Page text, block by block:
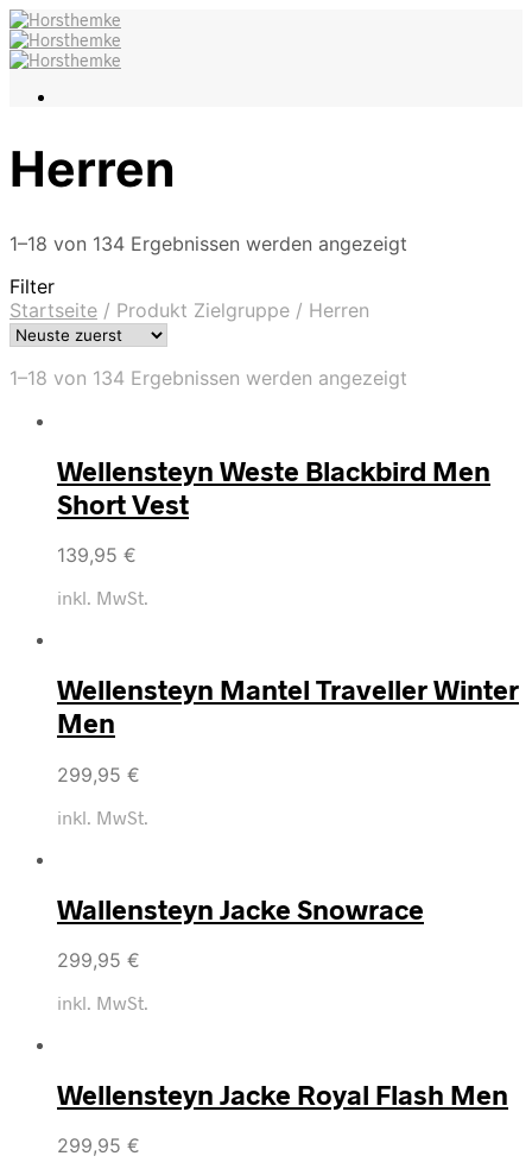
Herren
1–18 von 134 Ergebnissen werden angezeigt
Filter
Startseite / Produkt Zielgruppe / Herren
1–18 von 134 Ergebnissen werden angezeigt
Wellensteyn Weste Blackbird Men
Short Vest
139,95 €
inkl. MwSt.
Wellensteyn Mantel Traveller Winter
Men
299,95 €
inkl. MwSt.
Wallensteyn Jacke Snowrace
299,95 €
inkl. MwSt.
Wellensteyn Jacke Royal Flash Men
299,95 €